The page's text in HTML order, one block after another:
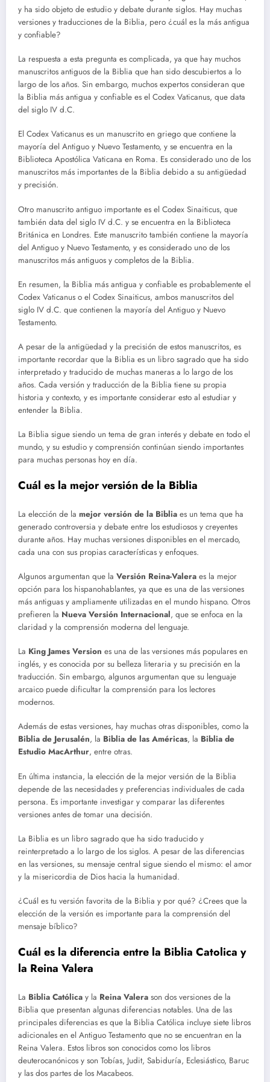
y ha sido objeto de estudio y debate durante siglos. Hay muchas
versiones y traducciones de la Biblia, pero ¿cuál es la más antigua
y confiable?
La respuesta a esta pregunta es complicada, ya que hay muchos
manuscritos antiguos de la Biblia que han sido descubiertos a lo
largo de los años. Sin embargo, muchos expertos consideran que
la Biblia más antigua y confiable es el Codex Vaticanus, que data
del siglo IV d.C.
El Codex Vaticanus es un manuscrito en griego que contiene la
mayoría del Antiguo y Nuevo Testamento, y se encuentra en la
Biblioteca Apostólica Vaticana en Roma. Es considerado uno de los
manuscritos más importantes de la Biblia debido a su antigüedad
y precisión.
Otro manuscrito antiguo importante es el Codex Sinaiticus, que
también data del siglo IV d.C. y se encuentra en la Biblioteca
Británica en Londres. Este manuscrito también contiene la mayoría
del Antiguo y Nuevo Testamento, y es considerado uno de los
manuscritos más antiguos y completos de la Biblia.
En resumen, la Biblia más antigua y confiable es probablemente el
Codex Vaticanus o el Codex Sinaiticus, ambos manuscritos del
siglo IV d.C. que contienen la mayoría del Antiguo y Nuevo
Testamento.
A pesar de la antigüedad y la precisión de estos manuscritos, es
importante recordar que la Biblia es un libro sagrado que ha sido
interpretado y traducido de muchas maneras a lo largo de los
años. Cada versión y traducción de la Biblia tiene su propia
historia y contexto, y es importante considerar esto al estudiar y
entender la Biblia.
La Biblia sigue siendo un tema de gran interés y debate en todo el
mundo, y su estudio y comprensión continúan siendo importantes
para muchas personas hoy en día.
Cuál es la mejor versión de la Biblia
La elección de la mejor versión de la Biblia es un tema que ha
generado controversia y debate entre los estudiosos y creyentes
durante años. Hay muchas versiones disponibles en el mercado,
cada una con sus propias características y enfoques.
Algunos argumentan que la Versión Reina-Valera es la mejor
opción para los hispanohablantes, ya que es una de las versiones
más antiguas y ampliamente utilizadas en el mundo hispano. Otros
prefieren la Nueva Versión Internacional, que se enfoca en la
claridad y la comprensión moderna del lenguaje.
La King James Version es una de las versiones más populares en
inglés, y es conocida por su belleza literaria y su precisión en la
traducción. Sin embargo, algunos argumentan que su lenguaje
arcaico puede dificultar la comprensión para los lectores
modernos.
Además de estas versiones, hay muchas otras disponibles, como la
Biblia de Jerusalén, la Biblia de las Américas, la Biblia de
Estudio MacArthur, entre otras.
En última instancia, la elección de la mejor versión de la Biblia
depende de las necesidades y preferencias individuales de cada
persona. Es importante investigar y comparar las diferentes
versiones antes de tomar una decisión.
La Biblia es un libro sagrado que ha sido traducido y
reinterpretado a lo largo de los siglos. A pesar de las diferencias
en las versiones, su mensaje central sigue siendo el mismo: el amor
y la misericordia de Dios hacia la humanidad.
¿Cuál es tu versión favorita de la Biblia y por qué? ¿Crees que la
elección de la versión es importante para la comprensión del
mensaje bíblico?
Cuál es la diferencia entre la Biblia Catolica y
la Reina Valera
La Biblia Católica y la Reina Valera son dos versiones de la
Biblia que presentan algunas diferencias notables. Una de las
principales diferencias es que la Biblia Católica incluye siete libros
adicionales en el Antiguo Testamento que no se encuentran en la
Reina Valera. Estos libros son conocidos como los libros
deuterocanónicos y son Tobías, Judit, Sabiduría, Eclesiástico, Baruc
y las dos partes de los Macabeos.